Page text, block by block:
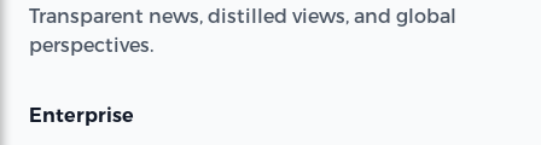
Transparent news, distilled views, and global
perspectives.
Enterprise